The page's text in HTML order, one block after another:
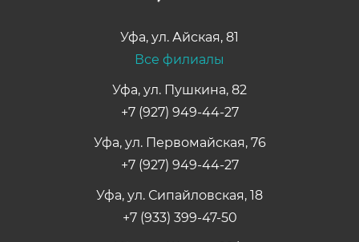
Уфа, ул. Айская, 81
Все филиалы
Уфа, ул. Пушкина, 82
+7 (927) 949-44-27
Уфа, ул. Первомайская, 76
+7 (927) 949-44-27
Уфа, ул. Сипайловская, 18
+7 (933) 399-47-50